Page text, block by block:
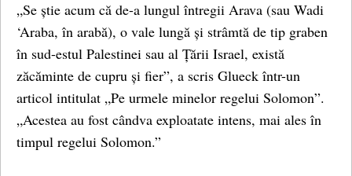
„Se știe acum că de-a lungul întregii Arava (sau Wadi
‘Araba, în arabă), o vale lungă și strâmtă de tip graben
în sud-estul Palestinei sau al Țării Israel, există
zăcăminte de cupru și fier”, a scris Glueck într-un
articol intitulat „Pe urmele minelor regelui Solomon”.
„Acestea au fost cândva exploatate intens, mai ales în
timpul regelui Solomon.”